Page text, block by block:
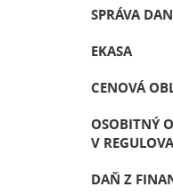
SPRÁVA
EKASA
CENOVÁ
OSOBITNÝ
V
DAŇ Z